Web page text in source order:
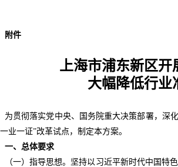
附件
上海市浦东新区开
大幅降低行业
为贯彻落实党中央、国务院重大决策部署，深
业一证”改革试点，制定本方案。
一、总体要求
（一）指导思想。 坚持以习近平新时代中国特